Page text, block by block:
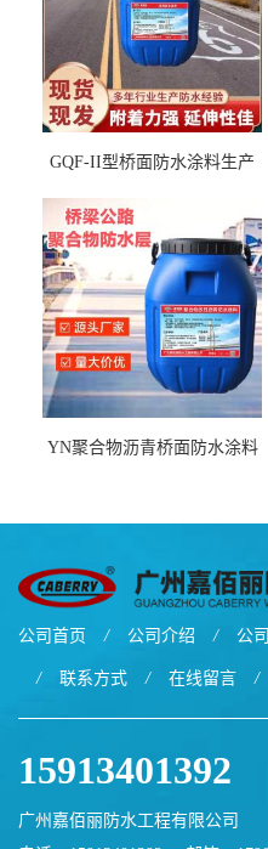
GQF-II型桥面防水涂料生产
YN聚合物沥青桥面防水涂料
公司首页 / 公司介绍 / 公
/ 联系方式 / 在线留言 /
15913401392
广州嘉佰丽防水工程有限公司